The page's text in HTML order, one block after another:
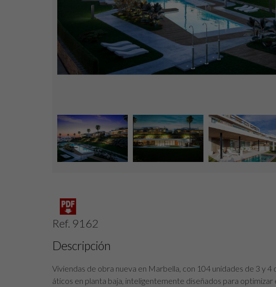
Ref. 9162
Descripción
Viviendas de obra nueva en Marbella, con 104 unidades de 3 y
áticos en planta baja, inteligentemente diseñados para optimizar